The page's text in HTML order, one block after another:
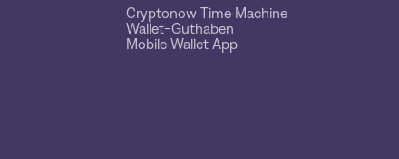
Cryptonow Time Machine
Wallet-Guthaben
Mobile Wallet App